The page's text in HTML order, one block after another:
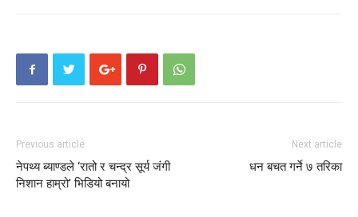
Previous article
नेपथ्य ब्याण्डले ‘रातो र चन्द्र सूर्य जंगी
निशान हाम्रो’ भिडियो बनायो
Next article
धन बचत गर्ने ७ तरिका